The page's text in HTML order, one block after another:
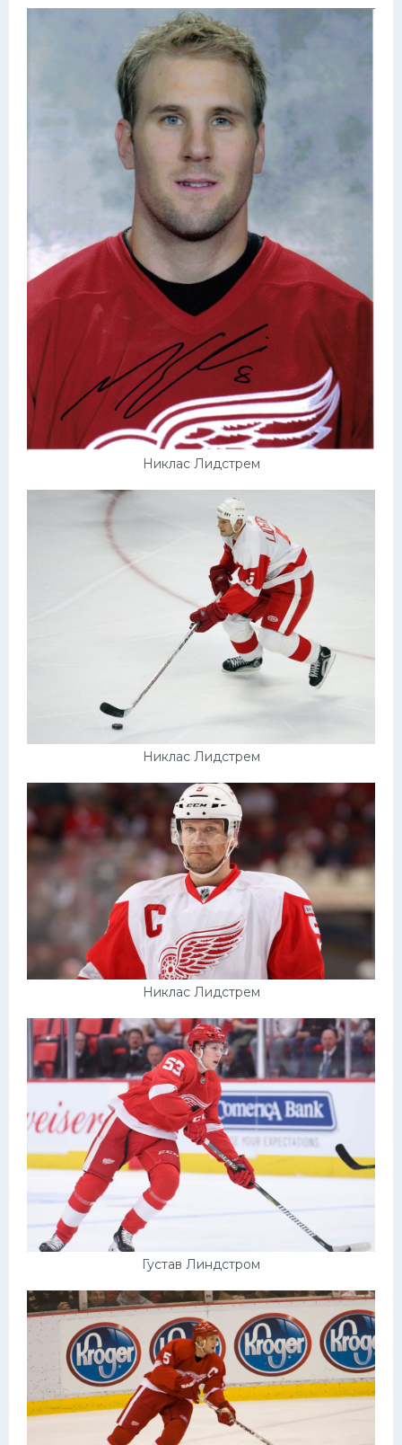
Никлас Лидстрем
Никлас Лидстрем
Никлас Лидстрем
Густав Линдстром